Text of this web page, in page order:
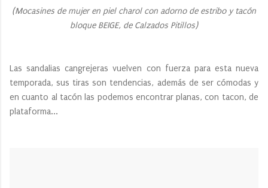
(Mocasines de mujer en piel charol con adorno de estribo y tacón
bloque BEIGE, de Calzados Pitillos)
Las sandalias cangrejeras vuelven con fuerza para esta nueva
temporada, sus tiras son tendencias, además de ser cómodas y
en cuanto al tacón las podemos encontrar planas, con tacon, de
plataforma...